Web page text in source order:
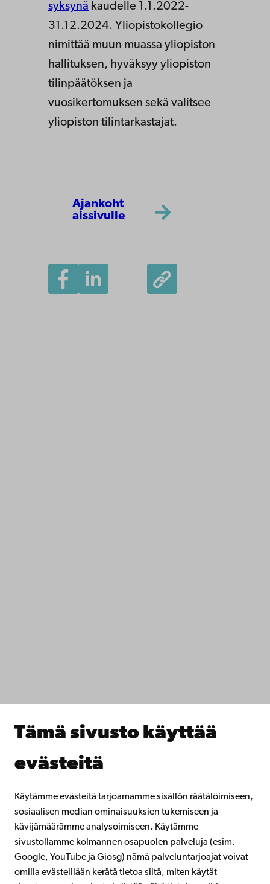
Tämä sivusto käyttää
evästeitä
Käytämme evästeitä tarjoamamme sisällön räätälöimiseen,
sosiaalisen median ominaisuuksien tukemiseen ja
kävijämäärämme analysoimiseen. Käytämme
sivustollamme kolmannen osapuolen palveluja (esim.
Google, YouTube ja Giosg) nämä palveluntarjoajat voivat
omilla evästeillään kerätä tietoa siitä, miten käytät
syksynä kaudelle 1.1.2022-
31.12.2024. Yliopistokollegio
nimittää muun muassa yliopiston
hallituksen, hyväksyy yliopiston
tilinpäätöksen ja
vuosikertomuksen sekä valitsee
yliopiston tilintarkastajat.
Ajankoht
aissivulle
Åbo Akademin kirjasto
Lahjoita Åbo Akademille
Åbo Akademista
Facebook Instagram YouTube LinkedIn Blog Snapchat